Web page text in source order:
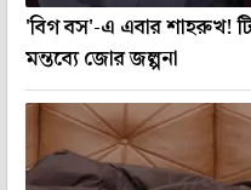
'বিগ বস'-এ এবার শাহরুখ!
মন্তব্যে জোর জল্পনা